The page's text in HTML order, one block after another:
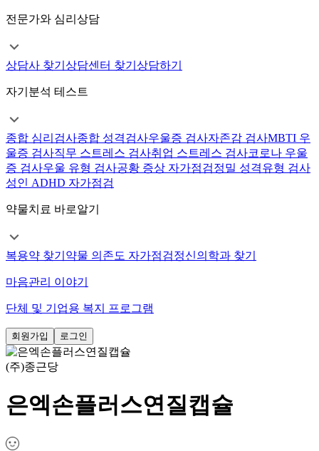
전문가와 심리상담
상담사 찾기 상담센터 찾기 상담하기
자기분석 테스트
종합 심리검사종합 성격검사우울증 검사자존감 검사MBTI 우
울증 검사직무 스트레스 검사취업 스트레스 검사코로나 우울
증 검사우울 유형 검사공황 증상 자가점검정밀 성격유형 검사
성인 ADHD 자가점검
약물치료 바로알기
복용약 찾기 약물 의존도 자가점검정신의학과 찾기
마음관리 이야기
단체 및 기업용 복지 프로그램
회원가입 로그인
(주)종근당
은엑손플러스연질캡슐